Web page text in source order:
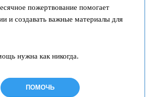
пожертвование помогает
и создавать важные материалы для
нужна как никогда.
ПОМОЧЬ